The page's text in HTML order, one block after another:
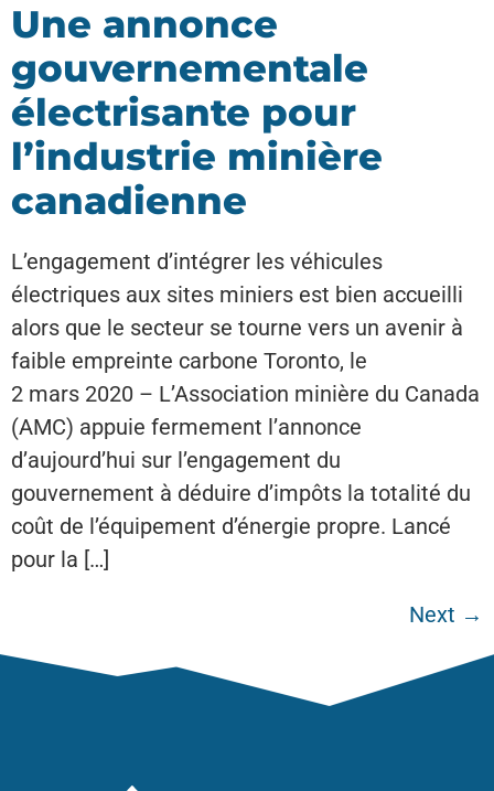
Une annonce
gouvernementale
électrisante pour
l’industrie minière
canadienne
L’engagement d’intégrer les véhicules
électriques aux sites miniers est bien accueilli
alors que le secteur se tourne vers un avenir à
faible empreinte carbone Toronto, le
2 mars 2020 – L’Association minière du Canada
(AMC) appuie fermement l’annonce
d’aujourd’hui sur l’engagement du
gouvernement à déduire d’impôts la totalité du
coût de l’équipement d’énergie propre. Lancé
pour la […]
Next →